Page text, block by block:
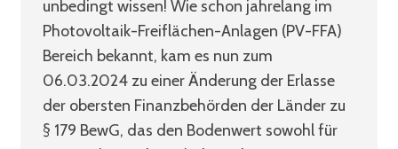
unbedingt wissen! Wie schon jahrelang im
Photovoltaik-Freiflächen-Anlagen (PV-FFA)
Bereich bekannt, kam es nun zum
06.03.2024 zu einer Änderung der Erlasse
der obersten Finanzbehörden der Länder zu
§ 179 BewG, das den Bodenwert sowohl für